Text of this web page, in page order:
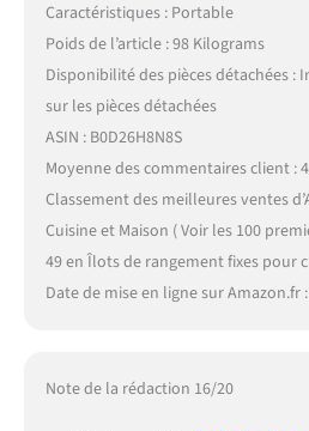
Caractéristiques : Portable
Poids de l’article : 98 Kilograms
Disponibilité des pièces détachées
sur les pièces détachées
ASIN : B0D26H8N8S
Moyenne des commentaires client :
Classement des meilleures ventes
Cuisine et Maison ( Voir les 100
49 en Îlots de rangement fixes pour
Date de mise en ligne sur Amazon.fr
Note de la rédaction 16/20